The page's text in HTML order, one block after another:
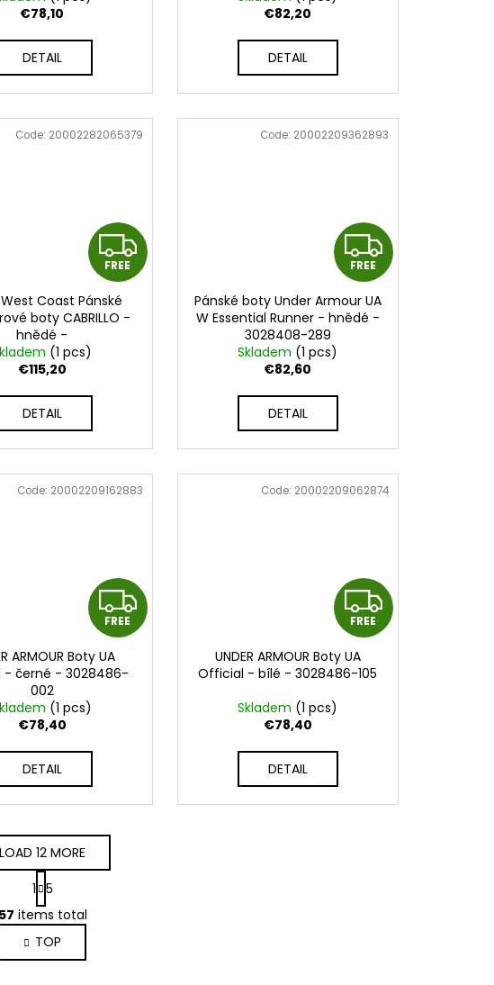
€78,10
DETAIL
€82,20
DETAIL
F
R
FREE
Coast Pánské
boty CABRILLO -
hnědé -
(1 pcs)
€115,20
DETAIL
Code: 20002282065379
F
R
FREE
Pánské boty Under Armour UA
W Essential Runner - hnědé -
3028408-289
Skladem (1 pcs)
€82,60
DETAIL
Code: 20002209362893
F
R
FREE
ARMOUR Boty UA
- černé - 3028486-
002
(1 pcs)
€78,40
DETAIL
Code: 20002209162883
F
R
FREE
UNDER ARMOUR Boty UA
Official - bílé - 3028486-105
Skladem (1 pcs)
€78,40
DETAIL
Code: 20002209062874
L
i
s
t
LOAD 12 MORE
P
a
g
i
n
a
1 5
57 items total
TOP